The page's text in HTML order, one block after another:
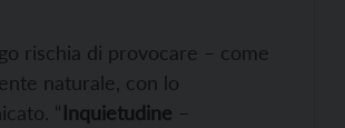
rischia di provocare – come
naturale, con lo
“Inquietudine –